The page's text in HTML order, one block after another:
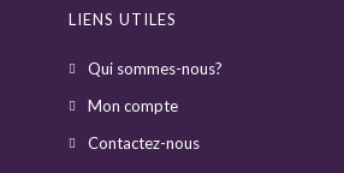
LIENS UTILES
Qui sommes-nous?
Mon compte
Contactez-nous